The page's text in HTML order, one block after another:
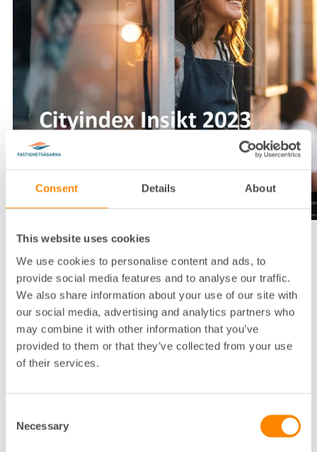
Consent Details About
This website uses cookies
We use cookies to personalise content and ads, to
provide social media features and to analyse our traffic.
We also share information about your use of our site with
our social media, advertising and analytics partners who
may combine it with other information that you’ve
provided to them or that they’ve collected from your use
of their services.
Selection
Necessary
Rapportens insikter, som bygger på dataanalyser och
intervjuer med personer som är verksamma i några av
de framgångsrika städerna, presenteras avErik
Jonsson, analytiker på HUI Research. Rapporten tar
sin utgångspunkt i fyra olika typer av stadskärnor och
besvarar frågan om vilka faktorer som driver
framgång för respektive typ.
Efter presentationen följer ett samtal om rapporten.
Fastighetsägarna MittNord, modererar webbinariet.